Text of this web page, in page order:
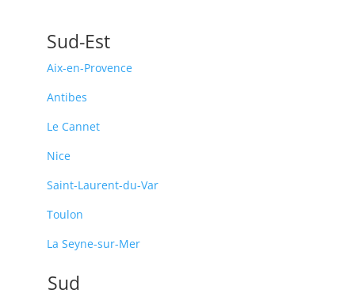
Sud-Est
Aix-en-Provence
Antibes
Le Cannet
Nice
Saint-Laurent-du-Var
Toulon
La Seyne-sur-Mer
Sud